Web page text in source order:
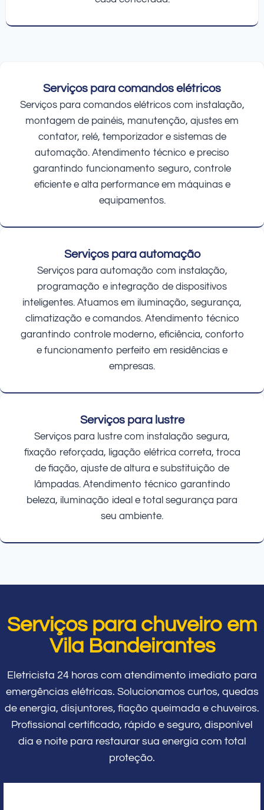
Serviços para comandos elétricos
Serviços para comandos elétricos com instalação,
montagem de painéis, manutenção, ajustes em
contator, relé, temporizador e sistemas de
automação. Atendimento técnico e preciso
garantindo funcionamento seguro, controle
eficiente e alta performance em máquinas e
equipamentos.
Serviços para automação
Serviços para automação com instalação,
programação e integração de dispositivos
inteligentes. Atuamos em iluminação, segurança,
climatização e comandos. Atendimento técnico
garantindo controle moderno, eficiência, conforto
e funcionamento perfeito em residências e
empresas.
Serviços para lustre
Serviços para lustre com instalação segura,
fixação reforçada, ligação elétrica correta, troca
de fiação, ajuste de altura e substituição de
lâmpadas. Atendimento técnico garantindo
beleza, iluminação ideal e total segurança para
seu ambiente.
Serviços para chuveiro em
Vila Bandeirantes
Eletricista 24 horas com atendimento imediato para
emergências elétricas. Solucionamos curtos, quedas
de energia, disjuntores, fiação queimada e chuveiros.
Profissional certificado, rápido e seguro, disponível
dia e noite para restaurar sua energia com total
proteção.